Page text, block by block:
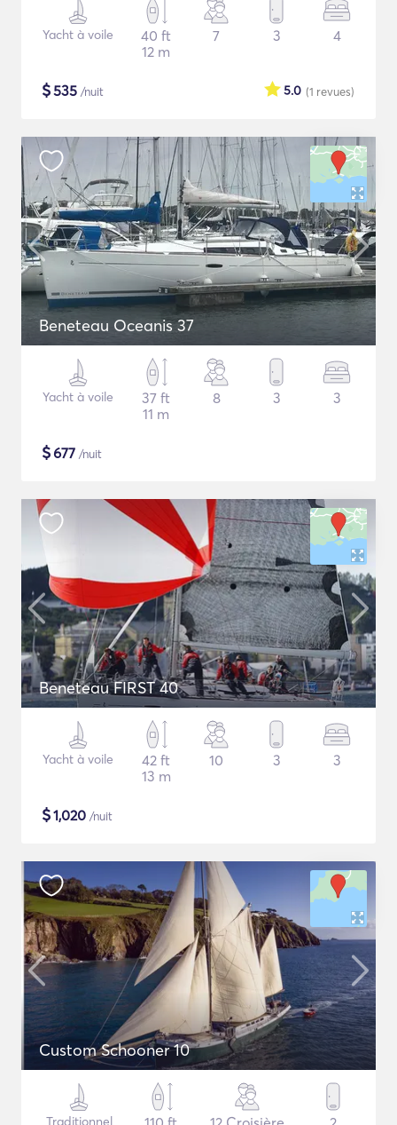
Yacht à voile
40 ft
12 m
7 3 4
$535 /nuit (1 revues)
5.0
Beneteau Oceanis 37
Yacht à voile
37 ft
11 m
8 3 3
$677 /nuit
Beneteau FIRST 40
Yacht à voile
42 ft
13 m
10 3 3
$1,020 /nuit
Custom Schooner 10
Traditionnel